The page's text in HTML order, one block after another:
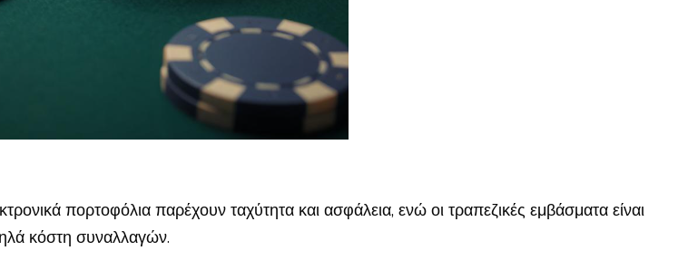
πορτοφόλια παρέχουν ταχύτητα και ασφάλεια, ενώ οι τραπεζικές εμβάσματα είναι
κόστη συναλλαγών.